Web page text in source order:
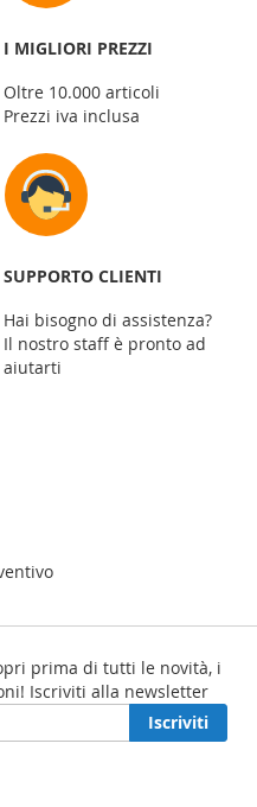
I MIGLIORI PREZZI
Oltre 10.000 articoli
Prezzi iva inclusa
SUPPORTO CLIENTI
Hai bisogno di assistenza?
Il nostro staff è pronto ad
aiutarti
prima di tutti le novità, i
Iscriviti alla newsletter
Iscriviti